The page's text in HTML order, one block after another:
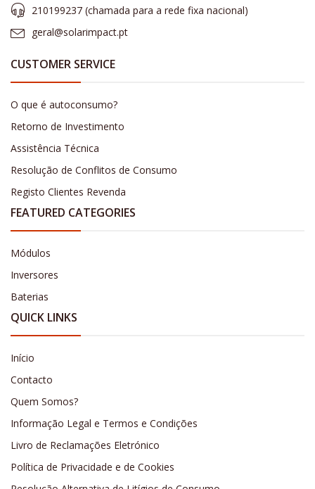
210199237 (​chamada para a rede fixa nacional)
geral@solarimpact.pt
CUSTOMER SERVICE
O que é autoconsumo?
Retorno de Investimento
Assistência Técnica
Resolução de Conflitos de Consumo
Registo Clientes Revenda
FEATURED CATEGORIES
Módulos
Inversores
Baterias
QUICK LINKS
Início
Contacto
Quem Somos?
Informação Legal e Termos e Condições
Livro de Reclamações Eletrónico
Política de Privacidade e de Cookies